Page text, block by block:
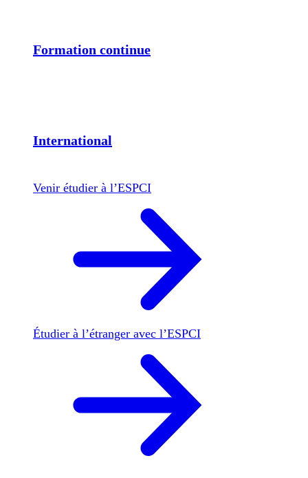
Formation continue
International
Venir étudier à l’ESPCI
Étudier à l’étranger avec l’ESPCI